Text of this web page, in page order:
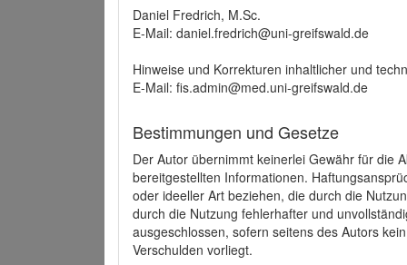
Daniel Fredrich, M.Sc.
E-Mail: daniel.fredrich@uni-greifswald.de
Hinweise und Korrekturen inhaltlicher und
E-Mail: fis.admin@med.uni-greifswald.de
Bestimmungen und Gesetze
Der Autor übernimmt keinerlei Gewähr für die
bereitgestellten Informationen.
oder ideeller Art beziehen, die durch die
durch die Nutzung fehlerhafter und
ausgeschlossen, sofern seitens des Autors
Verschulden vorliegt.